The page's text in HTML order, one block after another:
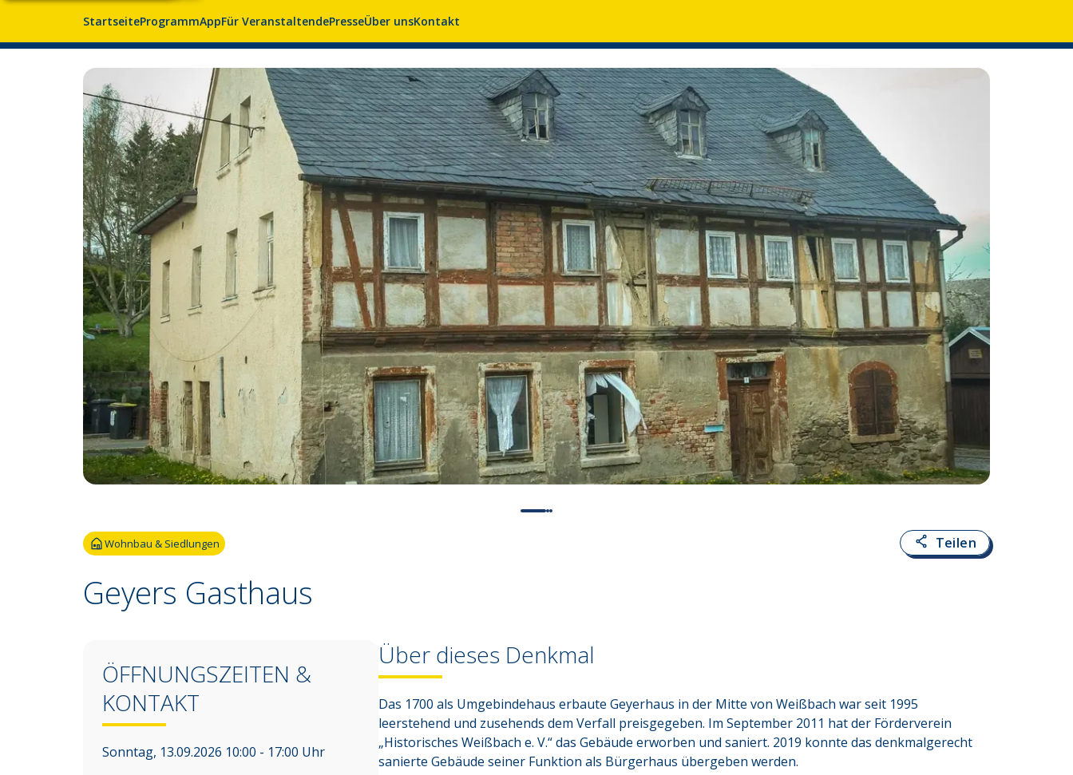
StartseiteProgrammAppFür VeranstaltendePresseÜber unsKontakt
Wohnbau & Siedlungen Teilen
Geyers Gasthaus
ÖFFNUNGSZEITEN &
KONTAKT
Sonntag, 13.09.2026 10:00 - 17:00 Uhr
Über dieses Denkmal
Das 1700 als Umgebindehaus erbaute Geyerhaus in der Mitte von Weißbach war seit 1995
leerstehend und zusehends dem Verfall preisgegeben. Im September 2011 hat der Förderverein
„Historisches Weißbach e. V.“ das Gebäude erworben und saniert. 2019 konnte das denkmalgerecht
sanierte Gebäude seiner Funktion als Bürgerhaus übergeben werden.